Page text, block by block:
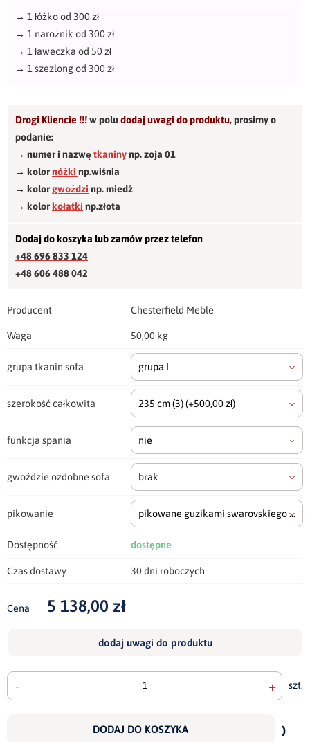
→ 1 łóżko od 300 zł
→ 1 narożnik od 300 zł
→ 1 ławeczka od 50 zł
→ 1 szezlong od 300 zł
Drogi Kliencie !!!w poludodaj uwagi do produktu,prosimy o
podanie:
→ numer i nazwętkaninynp. zoja 01
→ kolornóżki np.wiśnia
→ kolorgwożdzi np. miedź
→ kolorkołatki np.złota
Dodaj do koszyka lub zamów przez telefon
+48 696 833 124
+48 606 488 042
Producent Chesterfield Meble
Waga 50,00 kg
grupa tkanin sofa grupa I
szerokość całkowita 235 cm(3)(+500,00 zł)
funkcja spania nie
gwoździe ozdobne sofa brak
pikowanie pikowane guzikami swarovskiego
Dostępność dostępne
Czas dostawy 30 dni roboczych
Cena 5 138,00 zł
dodaj uwagi do produktu
- + szt.
DODAJ DO KOSZYKA
do